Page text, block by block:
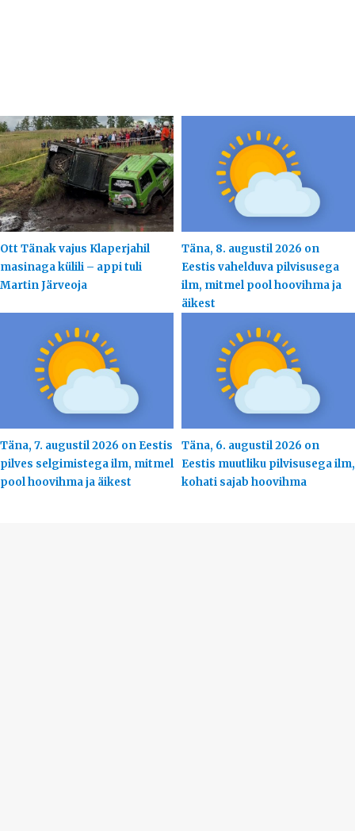
Ott Tänak vajus Klaperjahil
masinaga külili – appi tuli
Martin Järveoja
Täna, 8. augustil 2026 on
Eestis vahelduva pilvisusega
ilm, mitmel pool hoovihma ja
äikest
Täna, 7. augustil 2026 on Eestis
pilves selgimistega ilm, mitmel
pool hoovihma ja äikest
Täna, 6. augustil 2026 on
Eestis muutliku pilvisusega ilm,
kohati sajab hoovihma